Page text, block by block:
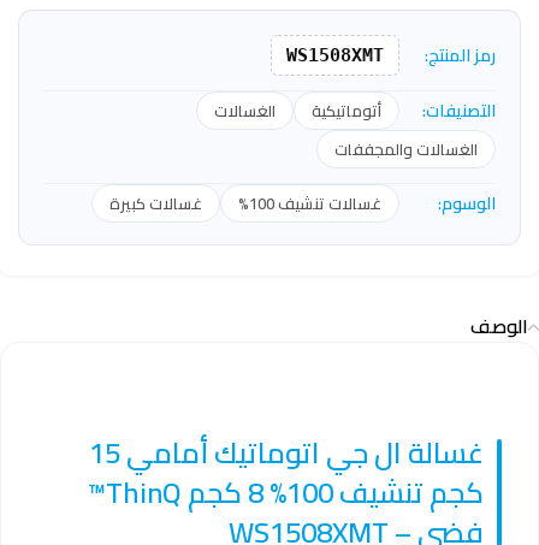
رمز المنتج: WS1508XMT
التصنيفات: أتوماتيكية
الغسالات
الغسالات والمجففات
الوسوم: غسالات تنشيف 100% غسالات كبيرة
الوصف
غسالة ال جي اتوماتيك أمامي 15
كجم تنشيف 100% 8 كجم ThinQ™
فضي – WS1508XMT